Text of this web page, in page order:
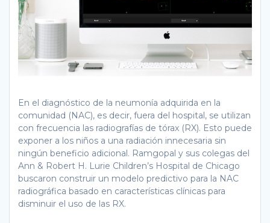
En el diagnóstico de la neumonía adquirida en la
comunidad (NAC), es decir, fuera del hospital, se utilizan
con frecuencia las radiografías de tórax (RX). Esto puede
exponer a los niños a una radiación innecesaria sin
ningún beneficio adicional. Ramgopal y sus colegas del
Ann & Robert H. Lurie Children’s Hospital de Chicago
buscaron construir un modelo predictivo para la NAC
radiográfica basado en características clínicas para
disminuir el uso de las RX.